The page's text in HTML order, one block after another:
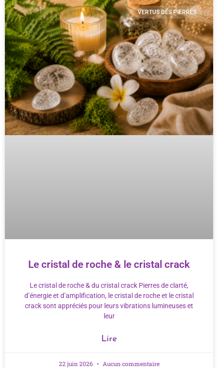
VERTUS DES PIERRES
Le cristal de roche & le cristal crack
Le cristal de roche & du cristal crack Pierres de clarté,
d’énergie et d’amplification, le cristal de roche et le cristal
crack sont appréciés pour leurs vibrations lumineuses et
leur
Lire
22 juin 2026 Aucun commentaire